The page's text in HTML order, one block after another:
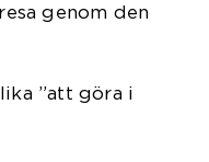
genom den
”att göra i